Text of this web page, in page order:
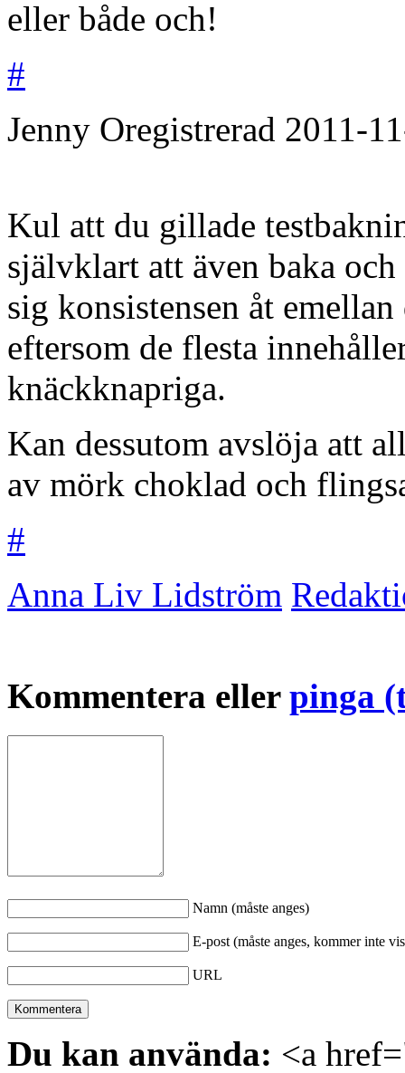
eller både och!
#
Jenny Oregistrerad 2011-
Kul att du gillade
självklart att även baka
sig konsistensen åt
eftersom de flesta
knäckknapriga.
Kan dessutom avslöja att
av mörk choklad och
#
Anna Liv Lidström
Kommentera eller pinga
Namn (måste anges)
E-post (måste anges, kommer inte
URL
Du kan använda: <a